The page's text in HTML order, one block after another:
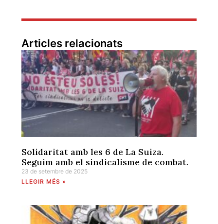
Articles relacionats
Solidaritat amb les 6 de La Suiza.
Seguim amb el sindicalisme de combat.
23 de setembre de 2025
LLEGIR MÉS »